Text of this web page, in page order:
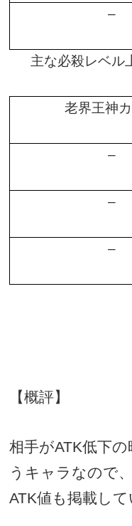
–
主な必殺レベル
老界王神
–
–
–
【概評】
相手がATK低下の
うキャラなので
ATK値も掲載して